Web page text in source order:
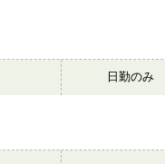
日勤のみ